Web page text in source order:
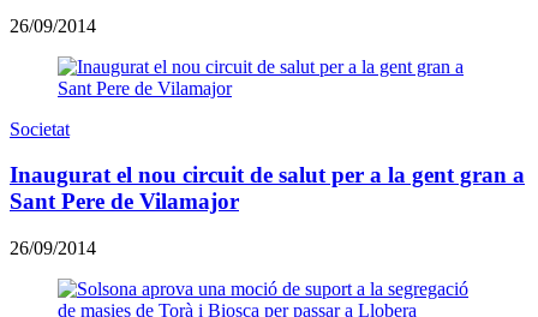
26/09/2014
Societat
Inaugurat el nou circuit de salut per a la gent gran a
Sant Pere de Vilamajor
26/09/2014